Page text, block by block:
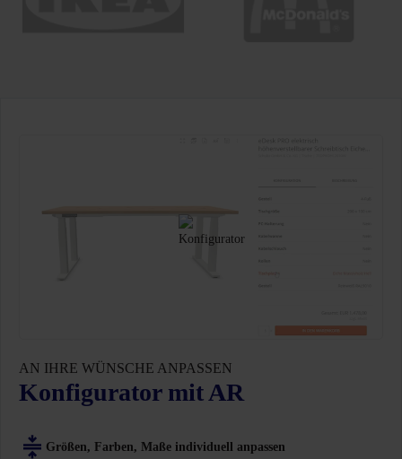
AN IHRE WÜNSCHE ANPASSEN
Konfigurator mit AR
Größen, Farben, Maße individuell anpassen